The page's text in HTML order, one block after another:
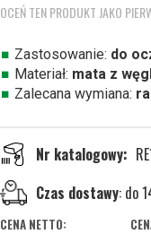
OCEŃ TEN PRODUKT JAKO
Zastosowanie: do
Materiał: mata z
Zalecana wymiana:
Nr katalogowy
Czas dostawy: do